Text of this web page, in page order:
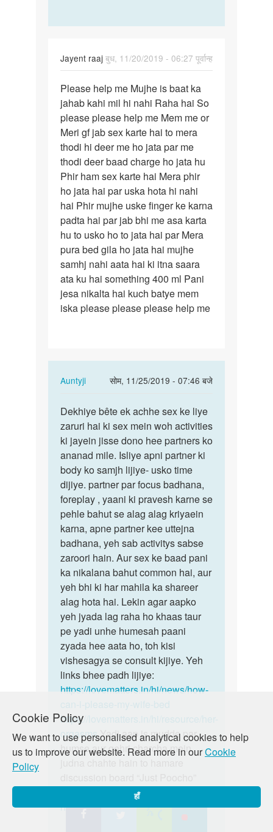
Cookie Policy
We want to use personalised analytical cookies to help
us to improve our website. Read more in ourCookie
Policy
हाँ
Jayent raaj बुध, 11/20/2019 - 06:27 पूर्वान्ह
Please
help
me
Mujhe
is
baat…
Please help me Mujhe is baat ka
jahab kahi mil hi nahi Raha hai So
please please help me Mem me or
Meri gf jab sex karte hai to mera
thodi hi deer me ho jata par me
thodi deer baad charge ho jata hu
Phir ham sex karte hai Mera phir
ho jata hai par uska hota hi nahi
hai Phir mujhe uske finger ke karna
padta hai par jab bhi me asa karta
hu to usko ho to jata hai par Mera
pura bed gila ho jata hai mujhe
samhj nahi aata hai ki itna saara
ata ku hai something 400 ml Pani
jesa nikalta hai kuch batye mem
iska please please please help me
Auntyji
सोम, 11/25/2019 - 07:46 बजे
In
to
Please
help
me
Mujhe
is
baat…
by
Jayent
raaj
Dekhiye
bête
ek
achhe
sex
ke…
Dekhiye bête ek achhe sex ke liye
zaruri hai ki sex mein woh activities
ki jayein jisse dono hee partners ko
ananad mile. Isliye apni partner ki
body ko samjh lijiye- usko time
dijiye. partner par focus badhana,
foreplay , yaani ki pravesh karne se
pehle bahut se alag alag kriyaein
karna, apne partner kee uttejna
badhana, yeh sab activitys sabse
zaroori hain. Aur sex ke baad pani
ka nikalana bahut common hai, aur
yeh bhi ki har mahila ka shareer
alag hota hai. Lekin agar aapko
yeh jyada lag raha ho khaas taur
pe yadi unhe humesah paani
zyada hee aata ho, toh kisi
vishesagya se consult kijiye. Yeh
links bhee padh lijiye:
https://lovematters.in/hi/news/how-
https://lovematters.in/hi/resource/her-
orgasmsYadi aap is mudde par
humse aur gehri charcha mein
mein zaroor shamil ho!
https://lovematters.in/en/forum